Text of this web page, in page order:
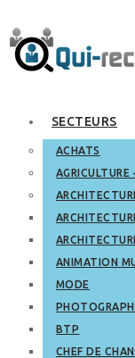
SECTEURS
ACHATS
AGRICULTURE
ANIMATION
MODE
BTP
CHEF DE